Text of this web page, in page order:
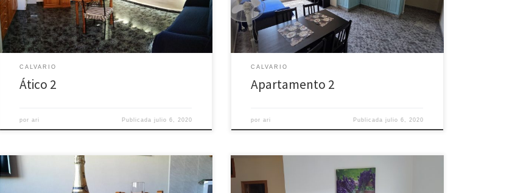
CALVARIO
Ático 2
porari Publicada julio 6, 2020
CALVARIO
Apartamento 2
porari Publicada julio 6, 2020